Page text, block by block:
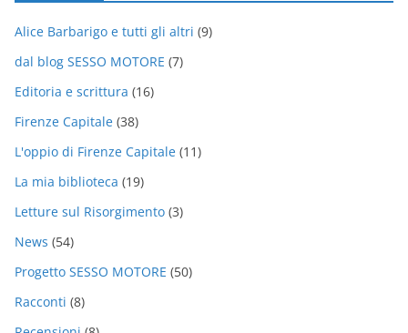
Alice Barbarigo e tutti gli altri (9)
dal blog SESSO MOTORE (7)
Editoria e scrittura (16)
Firenze Capitale (38)
L'oppio di Firenze Capitale (11)
La mia biblioteca (19)
Letture sul Risorgimento (3)
News (54)
Progetto SESSO MOTORE (50)
Racconti (8)